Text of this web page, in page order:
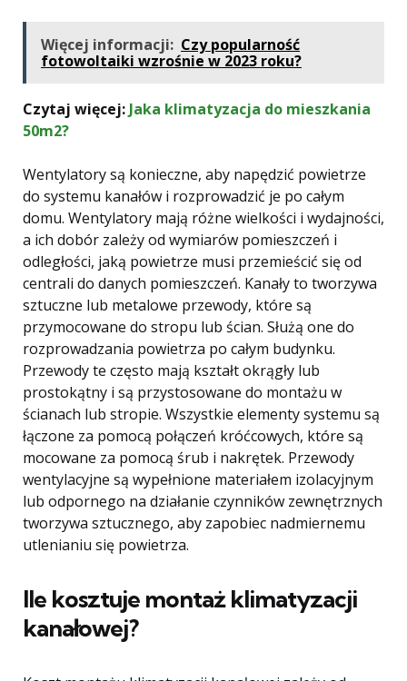
Więcej informacji: Czy popularność
fotowoltaiki wzrośnie w 2023 roku?
Czytaj więcej: Jaka klimatyzacja do mieszkania
50m2?
Wentylatory są konieczne, aby napędzić powietrze
do systemu kanałów i rozprowadzić je po całym
domu. Wentylatory mają różne wielkości i wydajności,
a ich dobór zależy od wymiarów pomieszczeń i
odległości, jaką powietrze musi przemieścić się od
centrali do danych pomieszczeń. Kanały to tworzywa
sztuczne lub metalowe przewody, które są
przymocowane do stropu lub ścian. Służą one do
rozprowadzania powietrza po całym budynku.
Przewody te często mają kształt okrągły lub
prostokątny i są przystosowane do montażu w
ścianach lub stropie. Wszystkie elementy systemu są
łączone za pomocą połączeń króćcowych, które są
mocowane za pomocą śrub i nakrętek. Przewody
wentylacyjne są wypełnione materiałem izolacyjnym
lub odpornego na działanie czynników zewnętrznych
tworzywa sztucznego, aby zapobiec nadmiernemu
utlenianiu się powietrza.
Ile kosztuje montaż klimatyzacji
kanałowej?